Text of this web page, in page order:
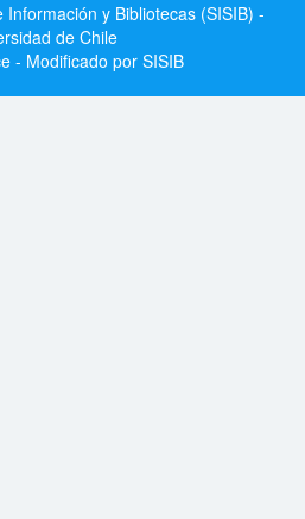
Información y Bibliotecas (SISIB) -
de Chile
- Modificado por SISIB